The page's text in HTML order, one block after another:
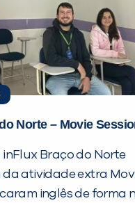
Norte – Movie
Braço do Norte
atividade extra
inglês de forma